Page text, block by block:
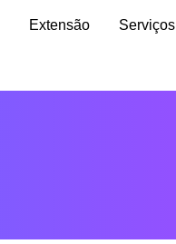
Extensão Serviços